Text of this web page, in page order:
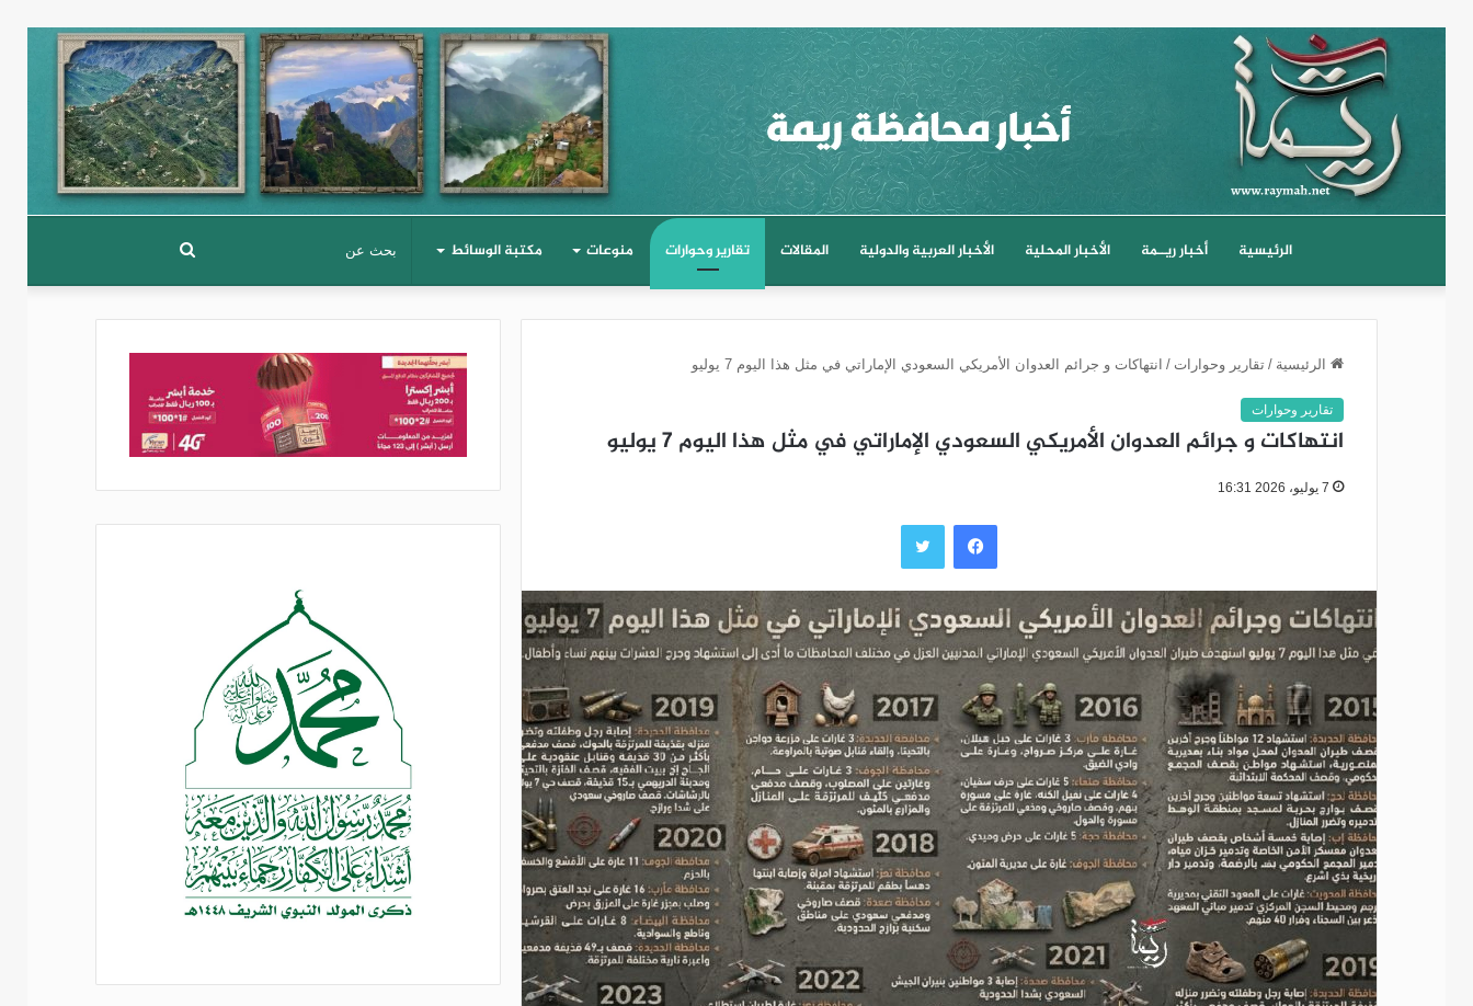
الرئيسية أخبار ريــمة الأخبار المحلية الأخبار العربية والدولية المقالات تقارير وحوارات منوعات مكتبة الوسائط بحث
الرئيسية / تقارير وحوارات / انتهاكات و جرائم العدوان الأمريكي السعودي الإماراتي في مثل هذا اليوم 7 يوليو
تقارير وحوارات
انتهاكات و جرائم العدوان الأمريكي السعودي الإماراتي في مثل هذا اليوم 7 يوليو
7 يوليو، 2026 16:31
فيسبوك تويتر